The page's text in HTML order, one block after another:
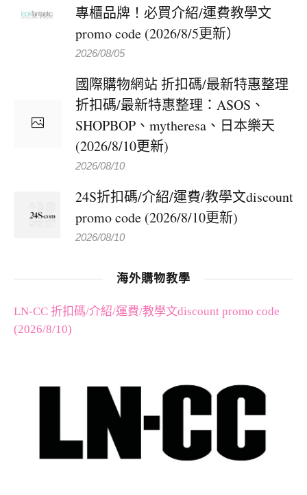
專櫃品牌！必買介紹/運費教學文
promo code (2026/8/5更新）
2026/08/05
國際購物網站 折扣碼/最新特惠整理
折扣碼/最新特惠整理：ASOS、
SHOPBOP、mytheresa、日本樂天
(2026/8/10更新)
2026/08/10
24S折扣碼/介紹/運費/教學文discount
promo code (2026/8/10更新)
2026/08/10
海外購物教學
LN-CC 折扣碼/介紹/運費/教學文discount promo code
(2026/8/10)